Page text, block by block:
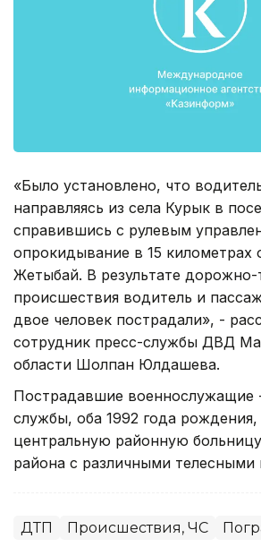
«Было установлено, что
направляясь из села Курык в
справившись с рулевым
опрокидывание в 15 километрах
Жетыбай. В результате дорожно-
происшествия водитель и
двое человек пострадали», -
сотрудник пресс-службы ДВД
области Шолпан Юлдашева.
Пострадавшие военнослужащие
службы, оба 1992 года
центральную районную
района с различными
ДТП Происшествия, ЧС